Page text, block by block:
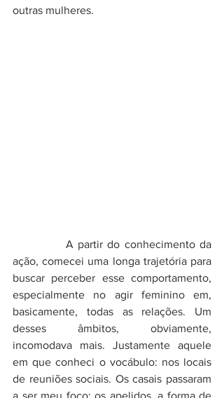
outras mulheres.
ação, comecei uma longa trajetória para
buscar perceber esse comportamento,
especialmente no agir feminino em,
basicamente, todas as relações. Um
desses âmbitos, obviamente,
incomodava mais. Justamente aquele
em que conheci o vocábulo: nos locais
de reuniões sociais. Os casais passaram